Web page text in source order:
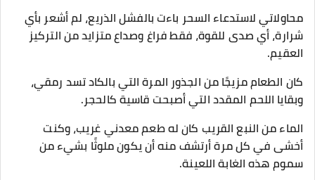
محاولاتي لاستدعاء السحر باءت بالفشل الذريع، لم أشعر بأي
شرارة، أي صدى للقوة، فقط فراغ وصداع متزايد من التركيز
العقيم.
كان الطعام مزيجًا من الجذور المرة التي بالكاد تسد رمقي،
وبقايا اللحم المقدد التي أصبحت قاسية كالحجر.
الماء من النبع القريب كان له طعم معدني غريب، وكنت
أخشى في كل مرة أرتشف منه أن يكون ملوثًا بشيء من
سموم هذه الغابة اللعينة.